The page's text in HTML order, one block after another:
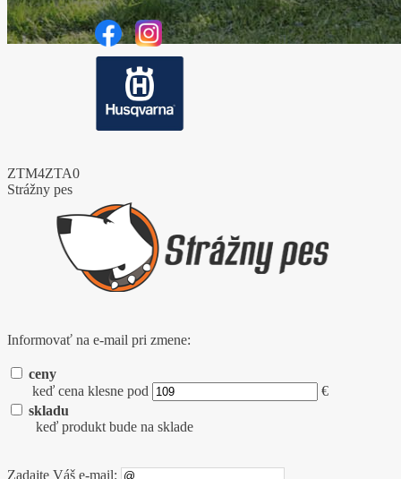
ZTM4ZTA0
Strážny pes
Informovať na e-mail pri zmene:
ceny
keď cena klesne pod
€
skladu
keď produkt bude na sklade
Zadajte Váš e-mail: